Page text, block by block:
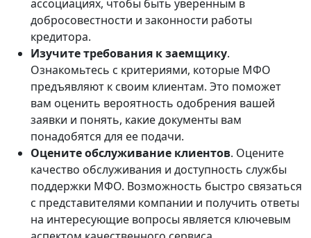
ассоциациях, чтобы быть уверенным в
добросовестности и законности работы
кредитора.
Изучите требования к заемщику.
Ознакомьтесь с критериями, которые МФО
предъявляют к своим клиентам. Это поможет
вам оценить вероятность одобрения вашей
заявки и понять, какие документы вам
понадобятся для ее подачи.
Оцените обслуживание клиентов. Оцените
качество обслуживания и доступность службы
поддержки МФО. Возможность быстро связаться
с представителями компании и получить ответы
на интересующие вопросы является ключевым